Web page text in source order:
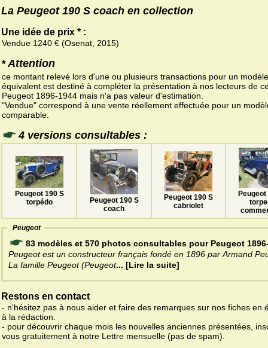
La Peugeot 190 S coach en collection
Une idée de prix * :
Vendue 1240 € (Osenat, 2015)
* Attention
ce montant relevé lors d'une ou plusieurs transactions pour un modèle
équivalent est destiné à compléter la présentation à nos lecteurs de
Peugeot 1896-1944 mais n'a pas valeur d'estimation.
"Vendue" correspond à une vente réellement effectuée pour un
comparable.
4 versions consultables :
Peugeot 190 S
torpédo
Peugeot 190 S
coach
Peugeot 190 S
cabriolet
Peugeot
Peugeot
83 modèles et 570 photos consultables pour Peugeot
Peugeot est un constructeur français fondé en 1896 par Armand
La famille Peugeot (Peugeot... [Lire la suite]
Restons en contact
- n'hésitez pas à nous aider et faire des remarques sur nos fiches en
à la rédaction.
- pour découvrir chaque mois les nouvelles anciennes présentées,
vous gratuitement à notre Lettre mensuelle (pas de spam).